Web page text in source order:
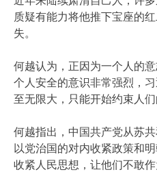
质疑有能力将他推下宝座的
失。
何越认为，正因为一个人的
个人安全的意识非常强烈，
至无限大，只能开始约束人们
何越指出，中国共产党从苏
以党治国的对内收紧政策和
收紧人民思想，让他们不敢作